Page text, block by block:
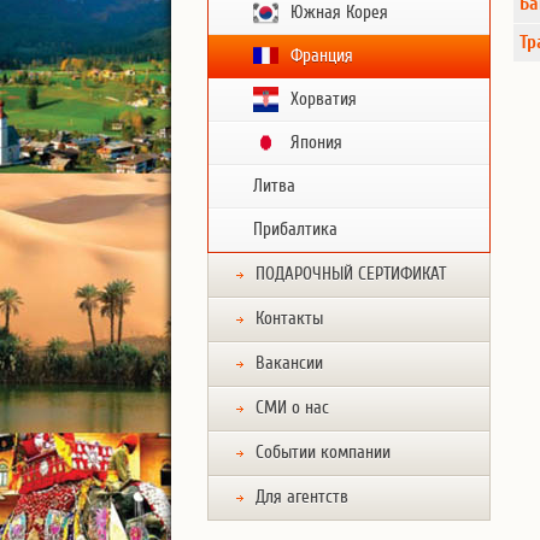
Южная Корея
Франция
Хорватия
Япония
Литва
Прибалтика
ПОДАРОЧНЫЙ СЕРТИФИКАТ
Контакты
Вакансии
СМИ о нас
Событии компании
Для агентств